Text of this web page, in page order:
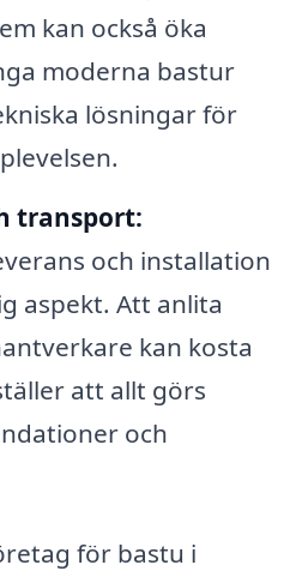
kan också öka
moderna bastur
lösningar för
transport:
och installation
aspekt. Att anlita
kan kosta
att allt görs
och
för bastu i